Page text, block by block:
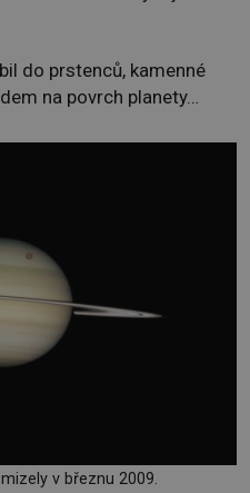
do prstenců, kamenné
na povrch planety…
v březnu 2009.